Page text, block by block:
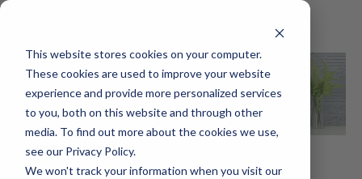
This website stores cookies on your computer.
These cookies are used to improve your website
experience and provide more personalized services
to you, both on this website and through other
media. To find out more about the cookies we use,
see our Privacy Policy.
We won't track your information when you visit our